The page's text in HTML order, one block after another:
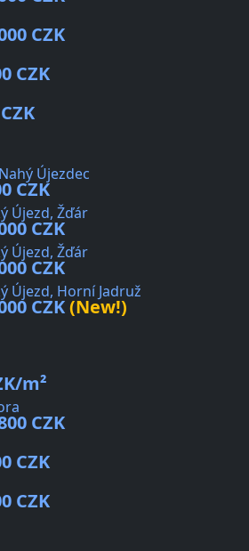
CZK
CZK
Újezdec
CZK
Újezd, Žďár
CZK
Újezd, Žďár
CZK
Újezd, Horní Jadruž
CZK(New!)
m²
CZK
CZK
CZK